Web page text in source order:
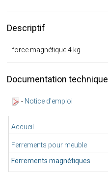
Accueil
Ferrements pour meuble
Ferrements magnétiques
Descriptif
force magnétique 4 kg
Documentation technique
- Notice d'emploi